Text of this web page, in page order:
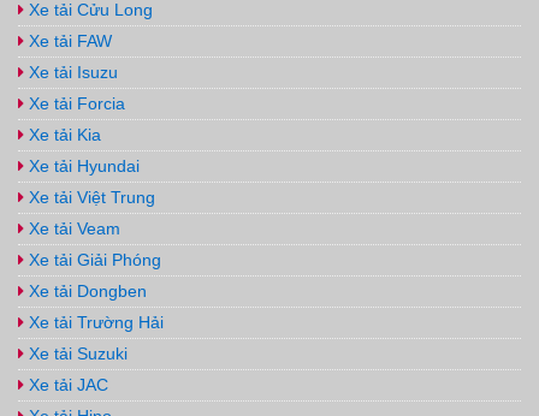
Xe tải Cửu Long
Xe tải FAW
Xe tải Isuzu
Xe tải Forcia
Xe tải Kia
Xe tải Hyundai
Xe tải Việt Trung
Xe tải Veam
Xe tải Giải Phóng
Xe tải Dongben
Xe tải Trường Hải
Xe tải Suzuki
Xe tải JAC